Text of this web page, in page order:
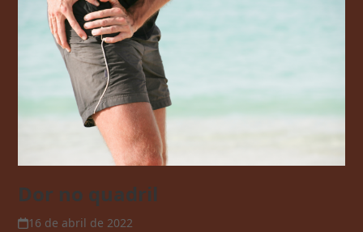
Dor no quadril
16 de abril de 2022